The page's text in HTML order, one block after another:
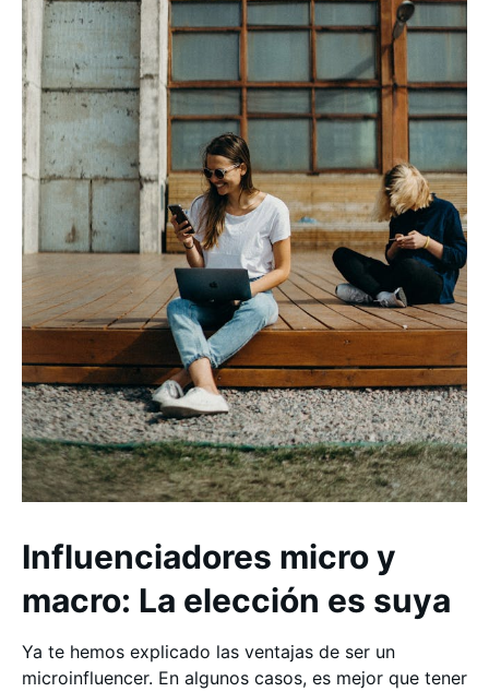
Influenciadores micro y
macro: La elección es suya
Ya te hemos explicado las ventajas de ser un
microinfluencer. En algunos casos, es mejor que tener